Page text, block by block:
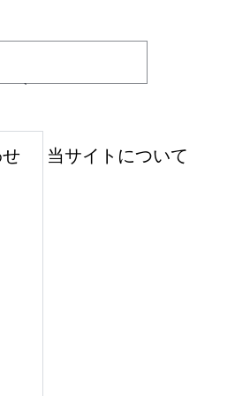
当サイトについて